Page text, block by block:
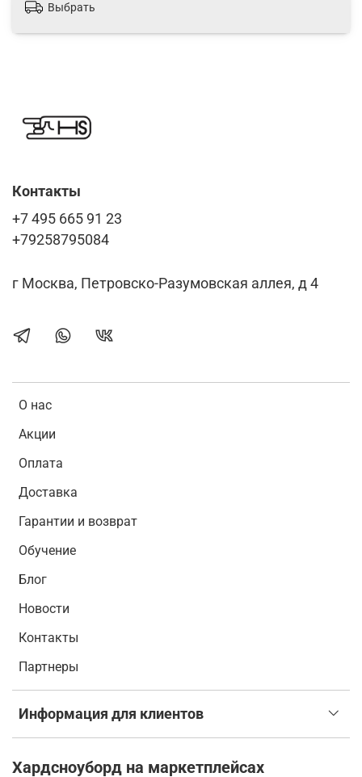
Выбрать
О нас
Акции
Оплата
Доставка
Гарантии и возврат
Обучение
Блог
Новости
Контакты
Партнеры
Информация для клиентов
Контакты
+7 495 665 91 23
+79258795084
г Москва, Петровско-Разумовская аллея, д 4
Хардсноуборд на маркетплейсах